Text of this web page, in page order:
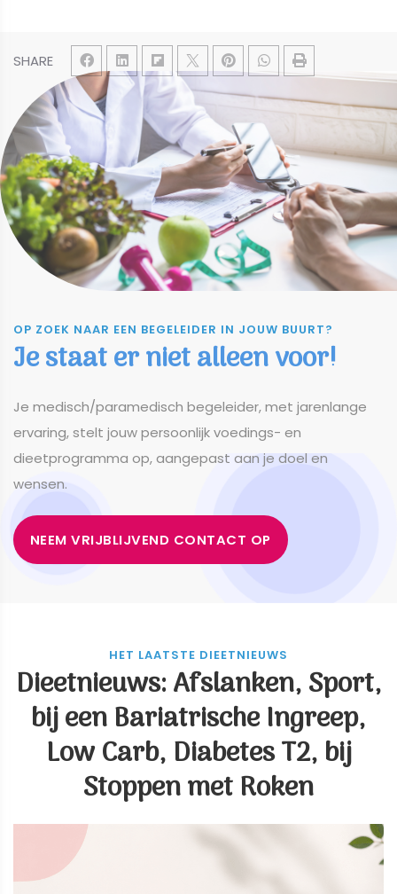
SHARE
OP ZOEK NAAR EEN BEGELEIDER IN JOUW BUURT?
Je staat er niet alleen voor!
​​​​​​​Je medisch/paramedisch begeleider, met jarenlange
ervaring, stelt jouw persoonlijk voedings- en
dieetprogramma op, aangepast aan je doel en
wensen.
NEEM VRIJBLIJVEND CONTACT OP
HET LAATSTE DIEETNIEUWS
Dieetnieuws: Afslanken, Sport,
bij een Bariatrische Ingreep,
Low Carb, Diabetes T2, bij
Stoppen met Roken